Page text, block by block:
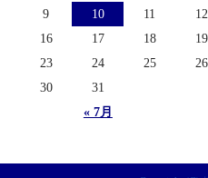
« 7月
9
10 11 12
16
17 18 19
23
24 25 26
30
31